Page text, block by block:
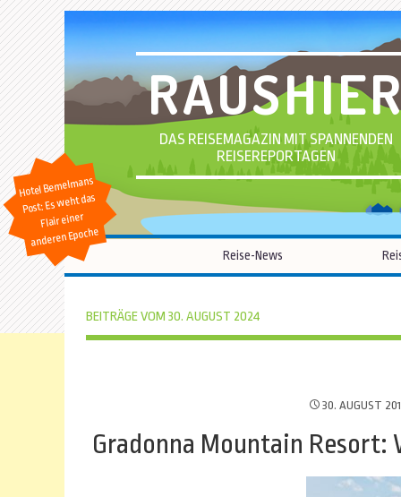
DAS REISEMAGAZIN MIT SPANNENDEN
REISEREPORTAGEN
Hotel Bemelmans
Post: Es weht das
Flair einer
anderen Epoche
Reise-News
BEITRÄGE VOM 30. AUGUST 2024
30. AUGUST
Gradonna Mountain